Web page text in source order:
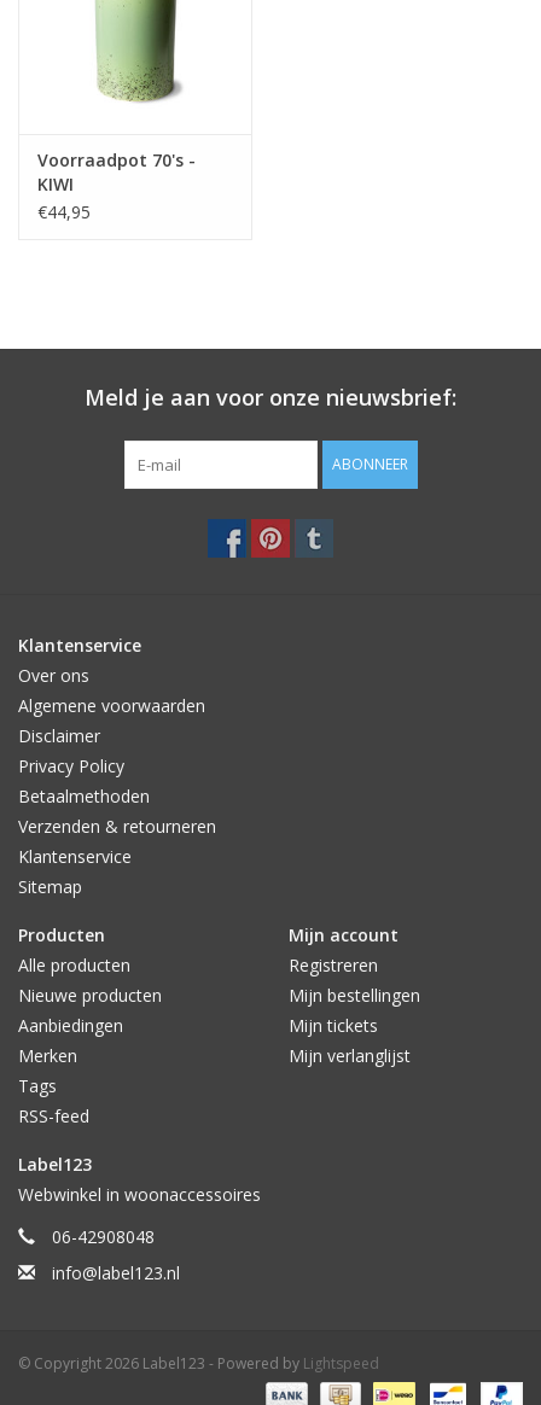
ALGEMEEN
Merken
Voorraadpot 70's -
KIWI
€44,95
Meld je aan voor onze nieuwsbrief:
ABONNEER
Klantenservice
Over ons
Algemene voorwaarden
Disclaimer
Privacy Policy
Betaalmethoden
Verzenden & retourneren
Klantenservice
Sitemap
Producten
Alle producten
Nieuwe producten
Aanbiedingen
Merken
Tags
RSS-feed
Mijn account
Registreren
Mijn bestellingen
Mijn tickets
Mijn verlanglijst
Label123
Webwinkel in woonaccessoires
06-42908048
info@label123.nl
© Copyright 2026 Label123 - Powered by Lightspeed